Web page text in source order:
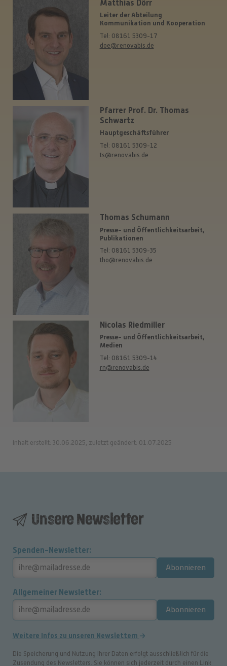
Matthias Dörr
Leiter der Abteilung
Kommunikation und Kooperation
Tel: 08161 5309-17
doe@renovabis.de
Pfarrer Prof. Dr. Thomas
Schwartz
Hauptgeschäftsführer
Tel: 08161 5309-12
ts@renovabis.de
Thomas Schumann
Presse- und Öffentlichkeitsarbeit,
Publikationen
Tel: 08161 5309-35
tho@renovabis.de
Nicolas Riedmiller
Presse- und Öffentlichkeitsarbeit,
Medien
Tel: 08161 5309-14
rn@renovabis.de
Inhalt erstellt: 30.06.2025, zuletzt geändert: 01.07.2025
Unsere Newsletter
Spenden-Newsletter
Abonnieren
Allgemeiner Newsletter
Abonnieren
Weitere Infos zu unseren Newslettern
Die Speicherung und Nutzung Ihrer Daten erfolgt ausschließlich für die
Zusendung des Newsletters. Sie können sich jederzeit durch einen Link